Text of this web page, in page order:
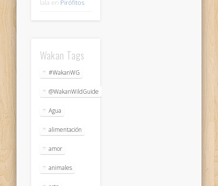
lala en Pirófitos
Wakan Tags
#WakanWG
@WakanWildGuide
Agua
alimentación
amor
animales